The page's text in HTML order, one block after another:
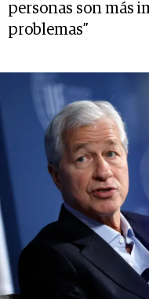
personas son más
problemas”